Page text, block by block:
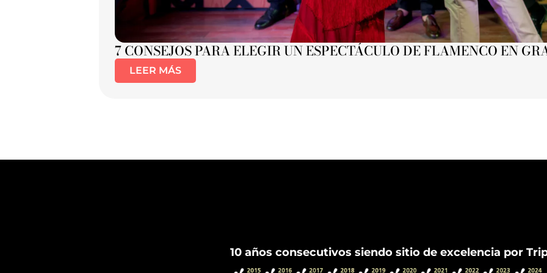
7 CONSEJOS PARA ELEGIR UN ESPECTÁCULO DE FLAMENCO EN
LEER MÁS
10 años consecutivos siendo sitio de excelencia por